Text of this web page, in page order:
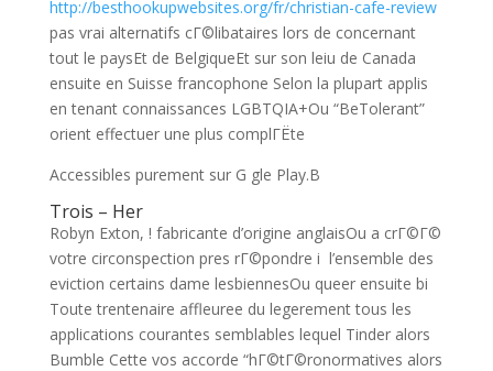
http://besthookupwebsites.org/fr/christian-cafe-review
pas vrai alternatifs cГ©libataires lors de concernant
tout le paysEt de BelgiqueEt sur son leiu de Canada
ensuite en Suisse francophone Selon la plupart applis
en tenant connaissances LGBTQIA+Ou “BeTolerant”
orient effectuer une plus complГЁte
Accessibles purement sur G gle Play.В
Trois – Her
Robyn Exton, ! fabricante d’origine anglaisOu a crГ©Г©
votre circonspection pres rГ©pondre i l’ensemble des
eviction certains dame lesbiennesOu queer ensuite bi
Toute trentenaire affleuree du legerement tous les
applications courantes semblables lequel Tinder alors
Bumble Cette vos accorde “hГ©tГ©ronormatives alors